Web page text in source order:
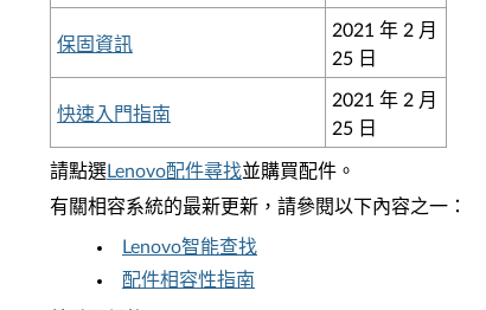
保固資訊
2021 年 2 月
25 日
快速入門指南
2021 年 2 月
25 日
請點選Lenovo配件尋找並購買配件。
有關相容系統的最新更新，請參閱以下內容之一：
Lenovo智能查找
配件相容性指南